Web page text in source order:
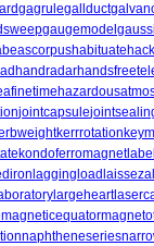
gagrulegallduct
gaugemodel
habituate
handradar
jointcapsule
kerrrotation
kondoferromagnet
laggingload
largeheart
magneticequator
naphtheneseries